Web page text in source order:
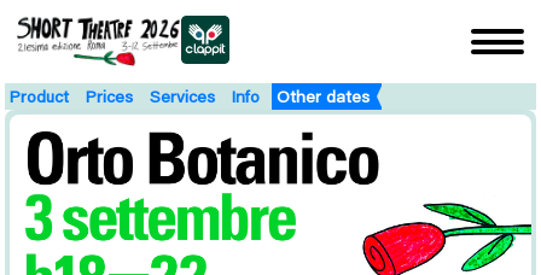
Product Prices Services Info Other dates